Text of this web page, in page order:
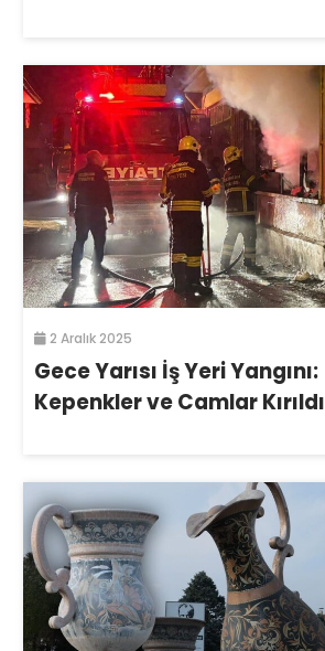
2 Aralık 2025
Gece Yarısı İş Yeri Yangını:
Kepenkler ve Camlar Kırıldı